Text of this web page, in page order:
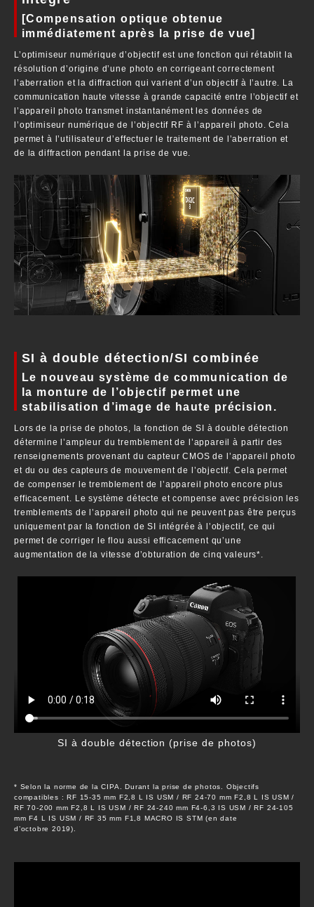
[Compensation optique obtenue
immédiatement après la prise de vue]
L’optimiseur numérique d’objectif est une fonction qui rétablit la
résolution d’origine d’une photo en corrigeant correctement
l’aberration et la diffraction qui varient d’un objectif à l’autre. La
communication haute vitesse à grande capacité entre l’objectif et
l’appareil photo transmet instantanément les données de
l’optimiseur numérique de l’objectif RF à l’appareil photo. Cela
permet à l’utilisateur d’effectuer le traitement de l’aberration et
de la diffraction pendant la prise de vue.
SI à double détection/SI combinée
Le nouveau système de communication de
la monture de l’objectif permet une
stabilisation d’image de haute précision.
Lors de la prise de photos, la fonction de SI à double détection
détermine l’ampleur du tremblement de l’appareil à partir des
renseignements provenant du capteur CMOS de l’appareil photo
et du ou des capteurs de mouvement de l’objectif. Cela permet
de compenser le tremblement de l’appareil photo encore plus
efficacement. Le système détecte et compense avec précision les
tremblements de l’appareil photo qui ne peuvent pas être perçus
uniquement par la fonction de SI intégrée à l’objectif, ce qui
permet de corriger le flou aussi efficacement qu’une
augmentation de la vitesse d’obturation de cinq valeurs*.
SI à double détection (prise de photos)
* Selon la norme de la CIPA. Durant la prise de photos. Objectifs
compatibles : RF 15-35 mm F2,8 L IS USM / RF 24-70 mm F2,8 L IS USM /
RF 70-200 mm F2,8 L IS USM / RF 24-240 mm F4-6,3 IS USM / RF 24-105
mm F4 L IS USM / RF 35 mm F1,8 MACRO IS STM (en date
d’octobre 2019).